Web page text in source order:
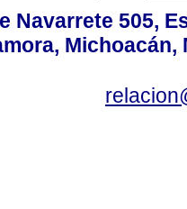
Navarrete 505,
Michoacán,